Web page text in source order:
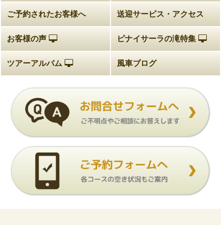
ご予約されたお客様へ 送迎サービス・アクセス
お客様の声 ピナイサーラの滝特集
ツアーアルバム 風車ブログ